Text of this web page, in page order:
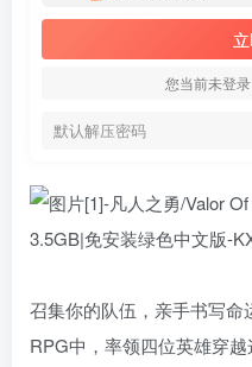
您当前未登
默认解压密码
召集你的队伍，亲手书写命
RPG中，率领四位英雄穿